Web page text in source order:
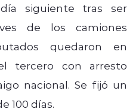
siguiente tras ser
de los camiones
quedaron en
tercero con arresto
nacional. Se fijó un
100 días.